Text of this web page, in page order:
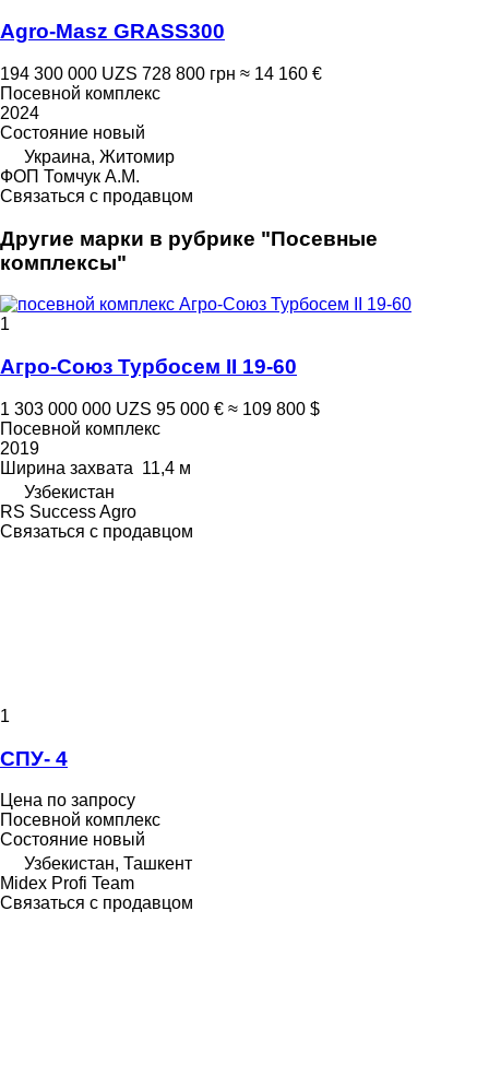
Agro-Masz GRASS300
194 300 000 UZS 728 800 грн ≈ 14 160 €
Посевной комплекс
2024
Состояние новый
Украина, Житомир
ФОП Томчук А.М.
Связаться с продавцом
Другие марки в рубрике "Посевные
комплексы"
1
Агро-Союз Турбосем II 19-60
1 303 000 000 UZS 95 000 € ≈ 109 800 $
Посевной комплекс
2019
Ширина захвата 11,4 м
Узбекистан
RS Success Agro
Связаться с продавцом
1
СПУ- 4
Цена по запросу
Посевной комплекс
Состояние новый
Узбекистан, Ташкент
Midex Profi Team
Связаться с продавцом